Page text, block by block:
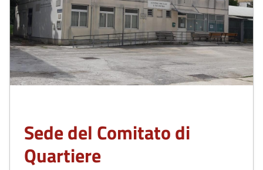
Sede del Comitato di
Quartiere